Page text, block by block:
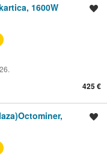
1600W
425 €